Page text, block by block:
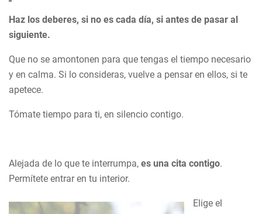
Haz los deberes, si no es cada día, si antes de pasar al
siguiente.
Que no se amontonen para que tengas el tiempo necesario
y en calma. Si lo consideras, vuelve a pensar en ellos, si te
apetece.
Tómate tiempo para ti, en silencio contigo.
Alejada de lo que te interrumpa, es una cita contigo.
Permítete entrar en tu interior.
Elige el